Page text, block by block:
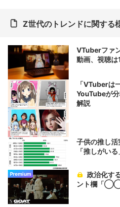
Z世代のトレンドに関する
VTuberファ
動画、視聴は
「VTuberは
YouTubeが
解説
子供の推し
「推しがい
Premium
政治化す
ント欄「◯◯